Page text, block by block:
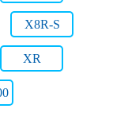
X8R-S
XR